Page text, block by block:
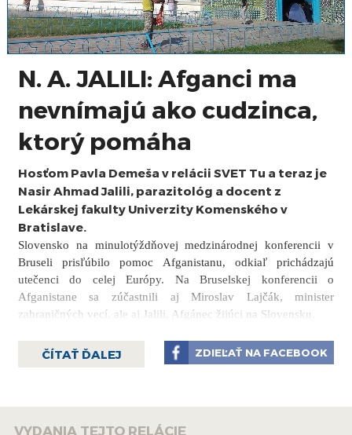
N. A. JALILI: Afganci ma
nevnímajú ako cudzinca,
ktorý pomáha
Hosťom Pavla Demeša v relácii SVET Tu a teraz je
Nasir Ahmad Jalili, parazitológ a docent z
Lekárskej fakulty Univerzity Komenského v
Bratislave.
Slovensko na minulotýždňovej medzinárodnej konferencii v
Bruseli prisľúbilo pomoc Afganistanu, odkiaľ prichádzajú
utečenci do celej Európy. Na Bruselskej konferencii o
Afganistane sa zúčastnili aj Miroslav Lajčák, minister
zahraničných vecí, ale aj Jalili, Afgánec žijúci na Slovensku.
Ako uviedol v rozhovore s Pavlom Demešom, skutočnosť, že
až 75 štátov sa v Bruseli stretlo, aby premýšľalo o zintenzívnení
ČÍTAŤ ĎALEJ ZDIEĽAŤ NA FACEBOOK
VYDANIA TEJTO RELÁCIE